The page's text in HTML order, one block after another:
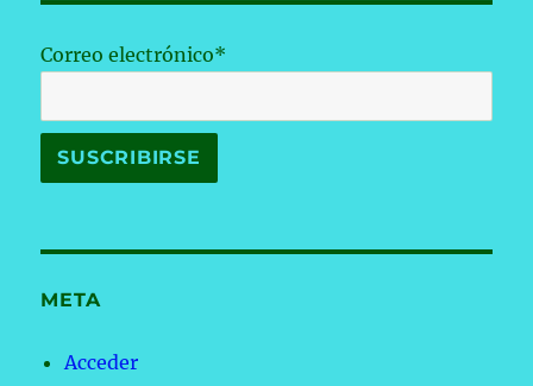
Correo electrónico*
META
Acceder